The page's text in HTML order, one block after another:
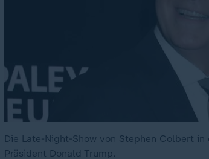
Die Late-Night-Show von Stephen Colbert
Präsident Donald Trump.